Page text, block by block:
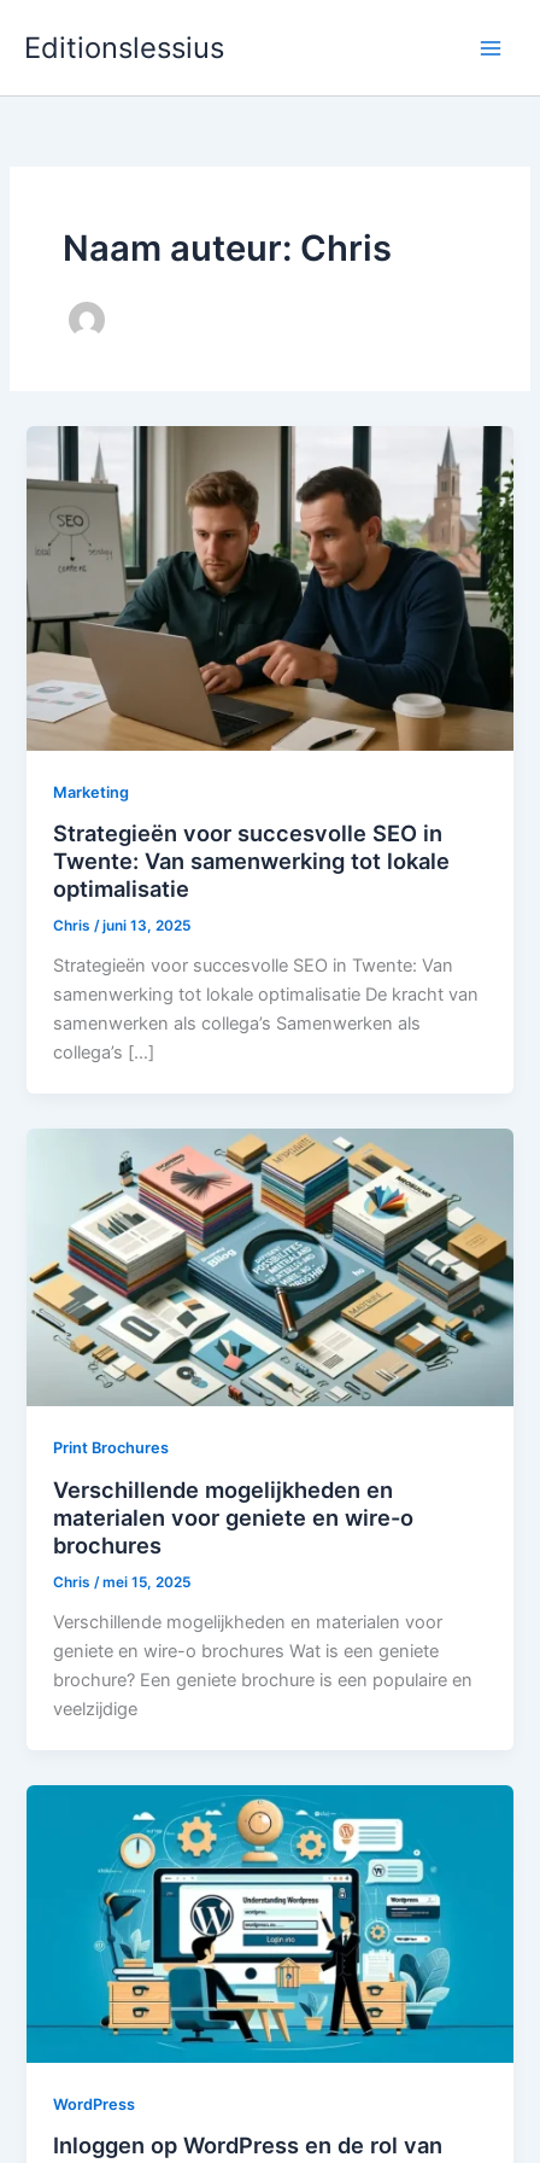
naar
inhoud
Editionslessius
Naam auteur: Chris
Marketing
Strategieën voor succesvolle SEO in
Twente: Van samenwerking tot lokale
optimalisatie
Chris/juni 13, 2025
Strategieën voor succesvolle SEO in Twente: Van
samenwerking tot lokale optimalisatie De kracht van
samenwerken als collega’s Samenwerken als
collega’s […]
Print Brochures
Verschillende mogelijkheden en
materialen voor geniete en wire-o
brochures
Chris/mei 15, 2025
Verschillende mogelijkheden en materialen voor
geniete en wire-o brochures Wat is een geniete
brochure? Een geniete brochure is een populaire en
veelzijdige
WordPress
Inloggen op WordPress en de rol van